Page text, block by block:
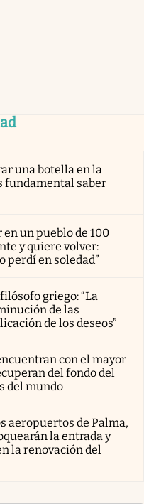
una botella en la
fundamental saber
un pueblo de 100
y quiere volver:
perdí en soledad”
griego: “La
de las
de los deseos”
con el mayor
del fondo del
del mundo
aeropuertos de Palma,
la entrada y
la renovación del